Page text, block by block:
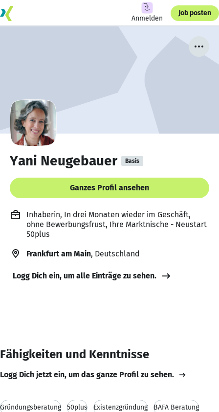
Anmelden
Job posten
Yani Neugebauer Basis
Ganzes Profil ansehen
Inhaberin, In drei Monaten wieder im Geschäft,
ohne Bewerbungsfrust, Ihre Marktnische - Neustart
50plus
Frankfurt am Main, Deutschland
Logg Dich ein, um alle Einträge zu sehen.
Fähigkeiten und Kenntnisse
Logg Dich jetzt ein, um das ganze Profil zu sehen.
Gründungsberatung 50plus Existenzgründung BAFA Beratung